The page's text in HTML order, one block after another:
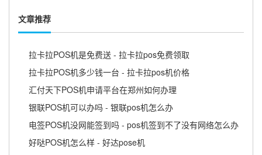
文章推荐
拉卡拉POS机是免费送 - 拉卡拉pos免费领取
拉卡拉POS机多少钱一台 - 拉卡拉pos机价格
汇付天下POS机申请平台在郑州如何办理
银联POS机可以办吗 - 银联pos机怎么办
电签POS机没网能签到吗 - pos机签到不了没有网络怎么办
好哒POS机怎么样 - 好达pose机